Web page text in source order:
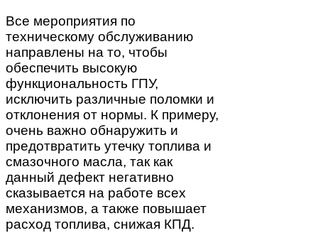
Все мероприятия по
техническому обслуживанию
направлены на то, чтобы
обеспечить высокую
функциональность ГПУ,
исключить различные поломки и
отклонения от нормы. К примеру,
очень важно обнаружить и
предотвратить утечку топлива и
смазочного масла, так как
данный дефект негативно
сказывается на работе всех
механизмов, а также повышает
расход топлива, снижая КПД.